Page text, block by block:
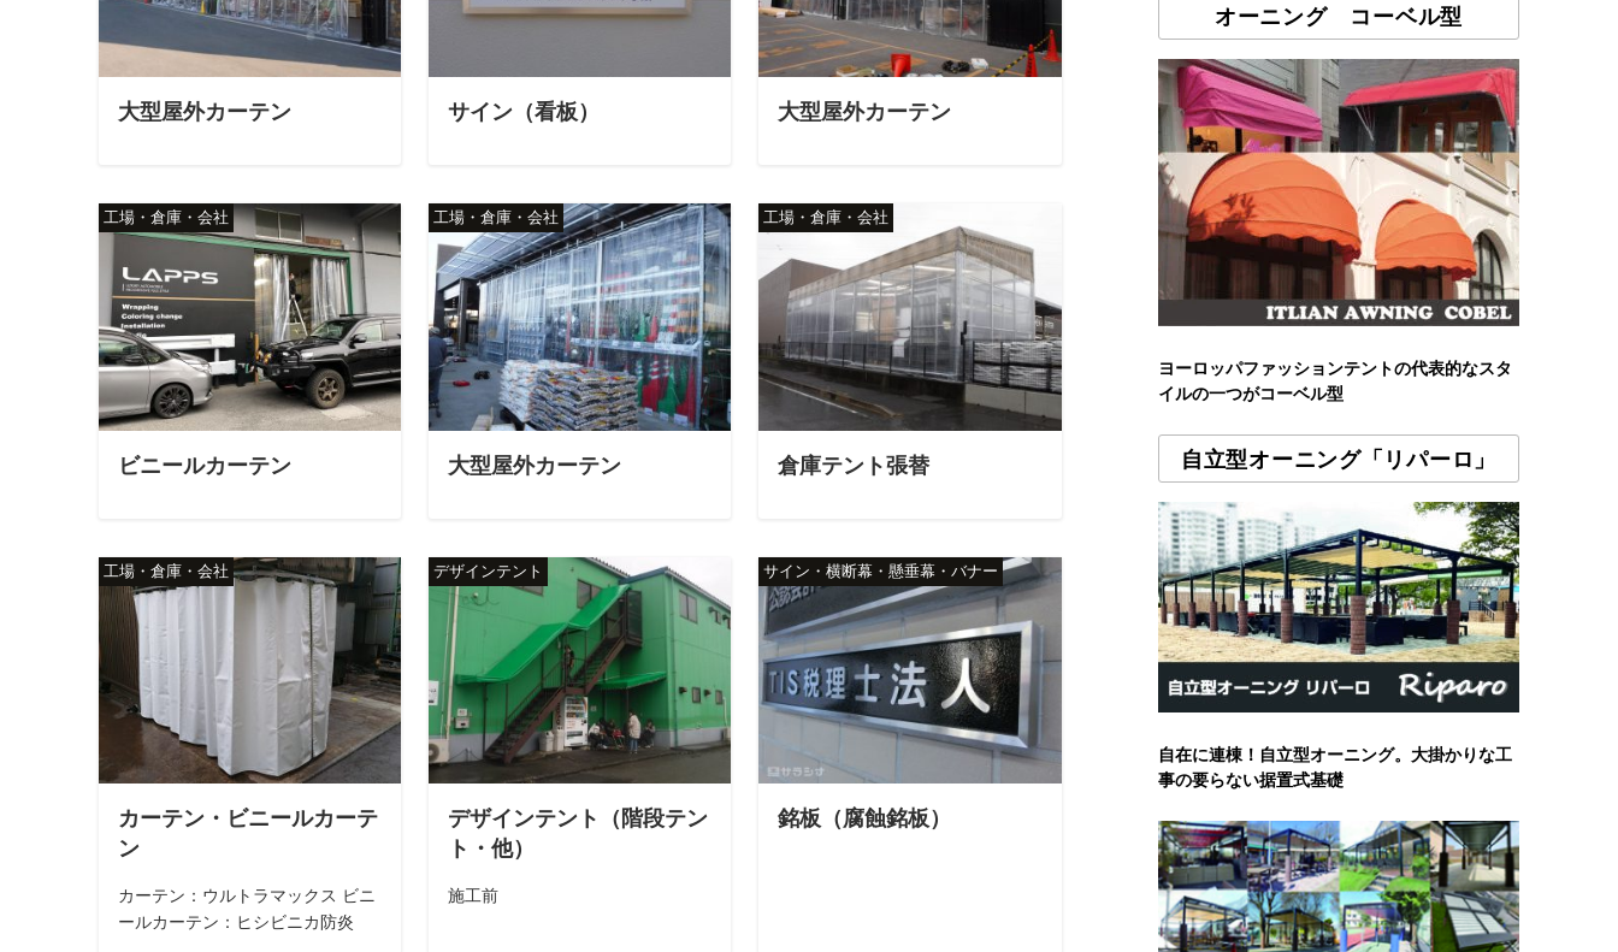
大型屋外カーテン サイン（看板） 大型屋外カーテン
工場・倉庫・会社
ビニールカーテン
工場・倉庫・会社
大型屋外カーテン
工場・倉庫・会社
倉庫テント張替
工場・倉庫・会社
カーテン・ビニールカーテ
ン
カーテン：ウルトラマックス ビニ
ールカーテン：ヒシビニカ防炎
デザインテント
デザインテント（階段テン
ト・他）
施工前
サイン・横断幕・懸垂幕・バナー
銘板（腐蝕銘板）
オーニング コーベル型
ヨーロッパファッションテントの代表的なスタ
イルの一つがコーベル型
自立型オーニング「リパーロ」
自在に連棟！自立型オーニング。大掛かりな工
事の要らない据置式基礎